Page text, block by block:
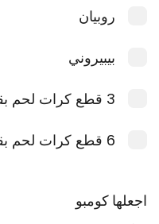
روبيان
بيبيروني
3 قطع كرات لحم بقري
6 قطع كرات لحم بقري
اجعلها كومبو